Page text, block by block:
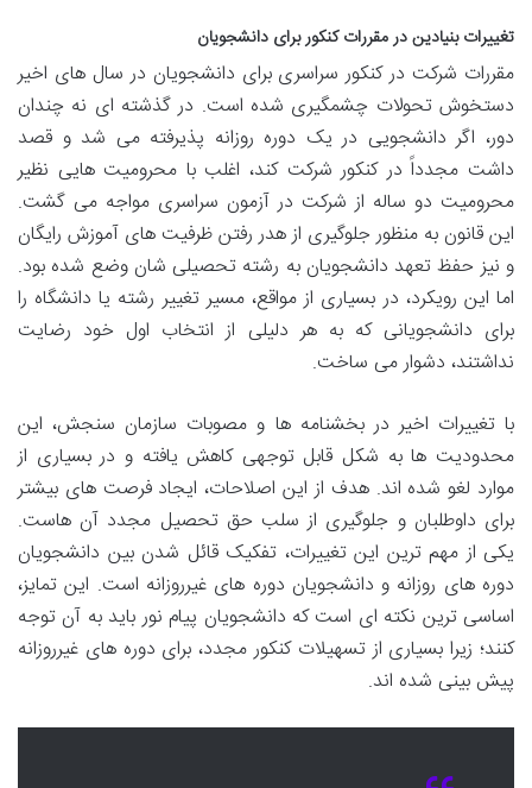
تغییرات بنیادین در مقررات کنکور برای دانشجویان
مقررات شرکت در کنکور سراسری برای دانشجویان در سال های اخیر
دستخوش تحولات چشمگیری شده است. در گذشته ای نه چندان
دور، اگر دانشجویی در یک دوره روزانه پذیرفته می شد و قصد
داشت مجدداً در کنکور شرکت کند، اغلب با محرومیت هایی نظیر
محرومیت دو ساله از شرکت در آزمون سراسری مواجه می گشت.
این قانون به منظور جلوگیری از هدر رفتن ظرفیت های آموزش رایگان
و نیز حفظ تعهد دانشجویان به رشته تحصیلی شان وضع شده بود.
اما این رویکرد، در بسیاری از مواقع، مسیر تغییر رشته یا دانشگاه را
برای دانشجویانی که به هر دلیلی از انتخاب اول خود رضایت
نداشتند، دشوار می ساخت.
با تغییرات اخیر در بخشنامه ها و مصوبات سازمان سنجش، این
محدودیت ها به شکل قابل توجهی کاهش یافته و در بسیاری از
موارد لغو شده اند. هدف از این اصلاحات، ایجاد فرصت های بیشتر
برای داوطلبان و جلوگیری از سلب حق تحصیل مجدد آن هاست.
یکی از مهم ترین این تغییرات، تفکیک قائل شدن بین دانشجویان
دوره های روزانه و دانشجویان دوره های غیرروزانه است. این تمایز،
اساسی ترین نکته ای است که دانشجویان پیام نور باید به آن توجه
کنند؛ زیرا بسیاری از تسهیلات کنکور مجدد، برای دوره های غیرروزانه
پیش بینی شده اند.